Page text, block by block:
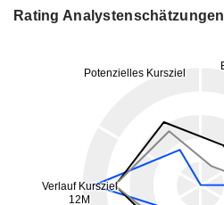
Rating Analystenschätzungen